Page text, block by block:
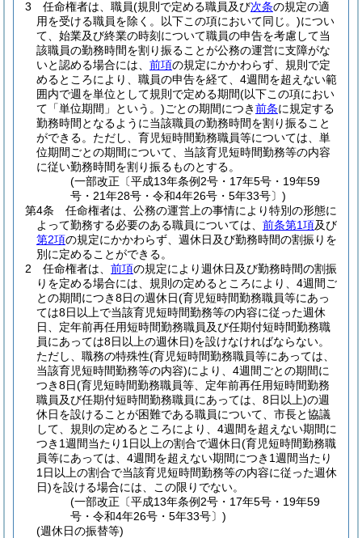
3
任命権者は、職員(規則で定める職員及び次条の規定の適
用を受ける職員を除く。以下この項において同じ。)につい
て、始業及び終業の時刻について職員の申告を考慮して当
該職員の勤務時間を割り振ることが公務の運営に支障がな
いと認める場合には、 前項の規定にかかわらず、規則で定
めるところにより、職員の申告を経て、4週間を超えない範
囲内で週を単位として規則で定める期間(以下この項におい
て「単位期間」という。)ごとの期間につき前条に規定する
勤務時間となるように当該職員の勤務時間を割り振ること
ができる。 ただし、育児短時間勤務職員等については、単
位期間ごとの期間について、当該育児短時間勤務等の内容
に従い勤務時間を割り振るものとする。
(一部改正〔平成13年条例2号・17年5号・19年59
号・21年28号・令和4年26号・5年33号〕)
第4条
任命権者は、公務の運営上の事情により特別の形態に
よって勤務する必要のある職員については、 前条第1項及び
第2項の規定にかかわらず、週休日及び勤務時間の割振りを
別に定めることができる。
2
任命権者は、 前項の規定により週休日及び勤務時間の割振
りを定める場合には、規則の定めるところにより、4週間ご
との期間につき8日の週休日(育児短時間勤務職員等にあっ
ては8日以上で当該育児短時間勤務等の内容に従った週休
日、定年前再任用短時間勤務職員及び任期付短時間勤務職
員にあっては8日以上の週休日)を設けなければならない。
ただし、職務の特殊性(育児短時間勤務職員等にあっては、
当該育児短時間勤務等の内容)により、4週間ごとの期間に
つき8日(育児短時間勤務職員等、定年前再任用短時間勤務
職員及び任期付短時間勤務職員にあっては、8日以上)の週
休日を設けることが困難である職員について、市長と協議
して、規則の定めるところにより、4週間を超えない期間に
つき1週間当たり1日以上の割合で週休日(育児短時間勤務職
員等にあっては、4週間を超えない期間につき1週間当たり
1日以上の割合で当該育児短時間勤務等の内容に従った週休
日)を設ける場合には、この限りでない。
(一部改正〔平成13年条例2号・17年5号・19年59
号・令和4年26号・5年33号〕)
(週休日の振替等)